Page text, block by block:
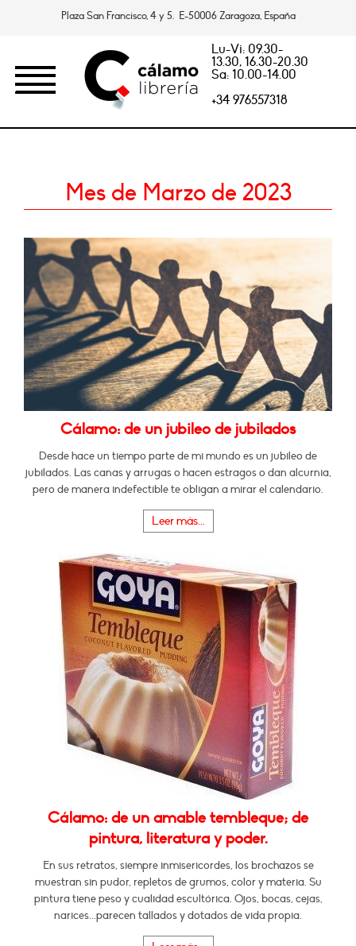
Plaza San Francisco, 4 y 5. E-50006 Zaragoza, España
Lu-Vi: 09.30-
13.30, 16.30-20.30
Sa: 10.00-14.00
+34 976557318
Mes de Marzo de 2023
Cálamo: de un jubileo de jubilados
Desde hace un tiempo parte de mi mundo es un jubileo de
jubilados. Las canas y arrugas o hacen estragos o dan alcurnia,
pero de manera indefectible te obligan a mirar el calendario.
Leer más...
Cálamo: de un amable tembleque; de
pintura, literatura y poder.
En sus retratos, siempre inmisericordes, los brochazos se
muestran sin pudor, repletos de grumos, color y materia. Su
pintura tiene peso y cualidad escultórica. Ojos, bocas, cejas,
narices...parecen tallados y dotados de vida propia.